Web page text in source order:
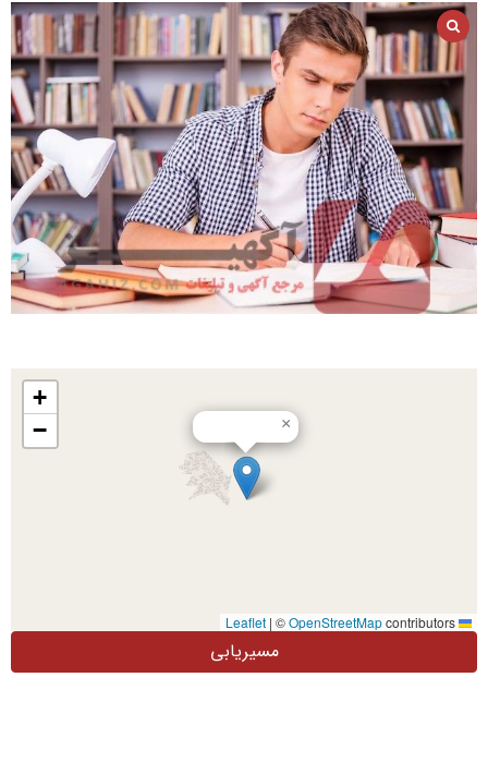
×
+
−
| ©OpenStreetMapcontributors
مسیریابی